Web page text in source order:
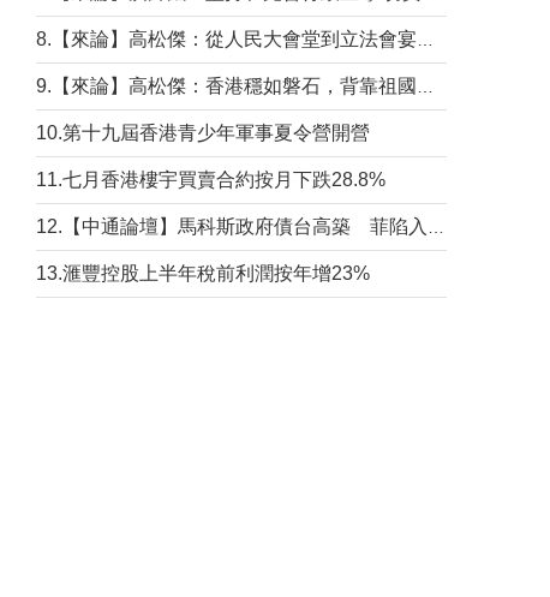
10.第十九屆香港青少年軍事夏令營開營
11.七月香港樓宇買賣合約按月下跌28.8%
13.滙豐控股上半年稅前利潤按年增23%